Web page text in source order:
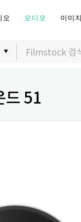
오 오디오 이미
드 51